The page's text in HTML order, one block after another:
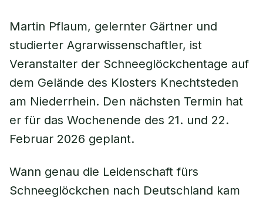
Martin Pflaum, gelernter Gärtner und
studierter Agrarwissenschaftler, ist
Veranstalter der Schneeglöckchentage auf
dem Gelände des Klosters Knechtsteden
am Niederrhein. Den nächsten Termin hat
er für das Wochenende des 21. und 22.
Februar 2026 geplant.
Wann genau die Leidenschaft fürs
Schneeglöckchen nach Deutschland kam